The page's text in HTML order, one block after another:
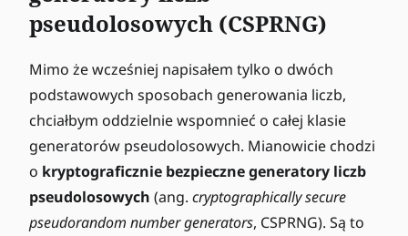
9
3
0
5
pseudolosowych (CSPRNG)
Mimo że wcześniej napisałem tylko o dwóch
podstawowych sposobach generowania liczb,
chciałbym oddzielnie wspomnieć o całej klasie
generatorów pseudolosowych. Mianowicie chodzi
o kryptograficznie bezpieczne generatory liczb
pseudolosowych (ang. cryptographically secure
pseudorandom number generators, CSPRNG). Są to